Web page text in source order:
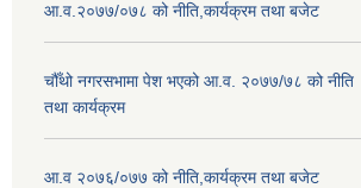
आ.व.२०७७/०७८ को नीति,कार्यक्रम तथा बजेट
चौँथो नगरसभामा पेश भएको आ.व. २०७७/७८ को नीति
तथा कार्यक्रम
आ.व २०७६/०७७ को नीति,कार्यक्रम तथा बजेट